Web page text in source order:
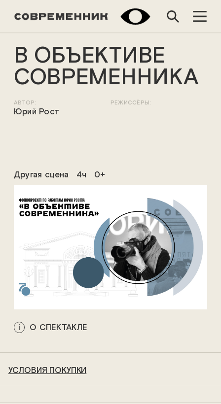
В ОБЪЕКТИВЕ
СОВРЕМЕННИКА
АВТОР:
Юрий Рост
РЕЖИССЁРЫ:
Другая сцена 4ч 0+
О СПЕКТАКЛЕ
УСЛОВИЯ ПОКУПКИ